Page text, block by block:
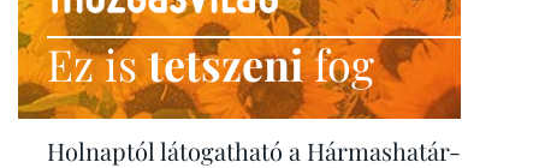
Ez istetszenifog
Holnaptól látogatható a Hármashatár-